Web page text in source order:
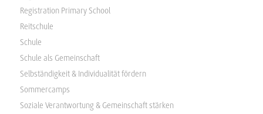
Registration Primary School
Reitschule
Schule
Schule als Gemeinschaft
Selbständigkeit & Individualität fördern
Sommercamps
Soziale Verantwortung & Gemeinschaft stärken